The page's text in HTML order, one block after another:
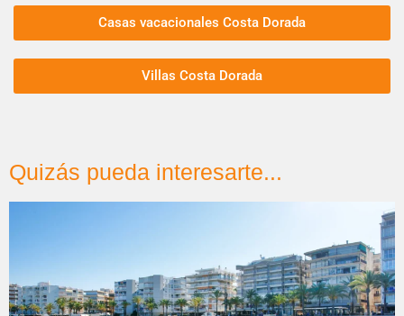
Casas vacacionales Costa Dorada
Villas Costa Dorada
Quizás pueda interesarte...